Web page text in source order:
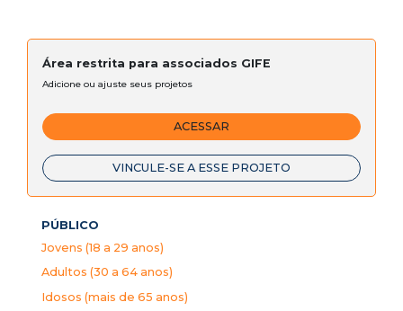
Área restrita para associados GIFE
Adicione ou ajuste seus projetos
ACESSAR
VINCULE-SE A ESSE PROJETO
PÚBLICO
Jovens (18 a 29 anos)
Adultos (30 a 64 anos)
Idosos (mais de 65 anos)